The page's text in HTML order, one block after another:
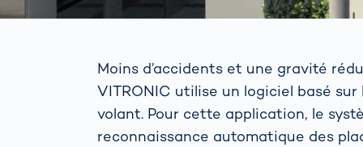
Moins d’accidents et une gravité
VITRONIC utilise un logiciel basé
volant. Pour cette application, le
reconnaissance automatique des